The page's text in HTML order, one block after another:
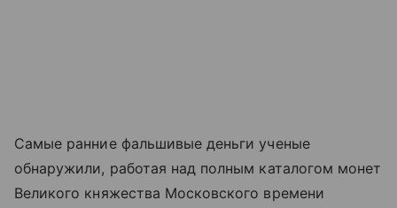
Самые ранние фальшивые деньги ученые
обнаружили, работая над полным каталогом монет
Великого княжества Московского времени